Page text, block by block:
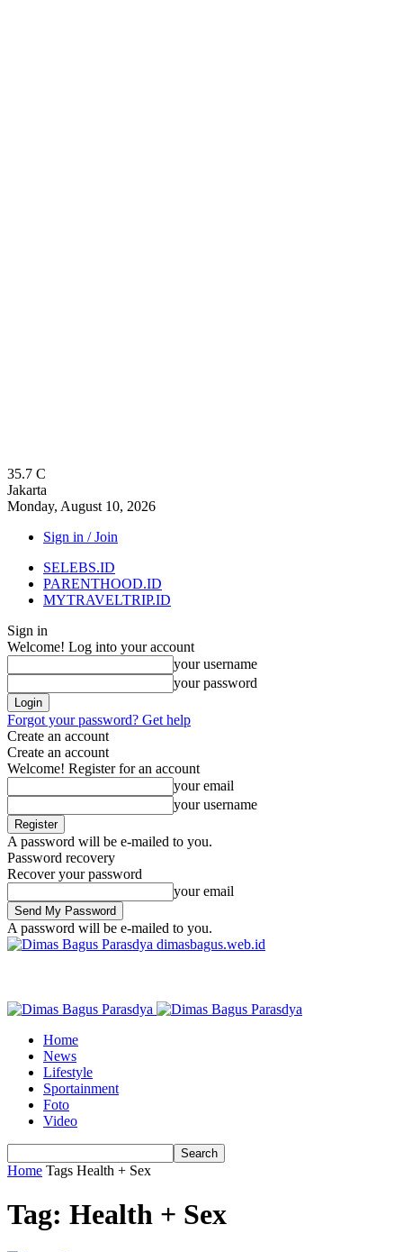
35.7 C
Jakarta
Monday, August 10, 2026
Sign in / Join
SELEBS.ID
PARENTHOOD.ID
MYTRAVELTRIP.ID
Sign in
Welcome! Log into your account
your username
your password
Forgot your password? Get help
Create an account
Create an account
Welcome! Register for an account
your email
your username
A password will be e-mailed to you.
Password recovery
Recover your password
your email
A password will be e-mailed to you.
dimasbagus.web.id
Home
News
Lifestyle
Sportainment
Foto
Video
Home Tags Health + Sex
Tag: Health + Sex